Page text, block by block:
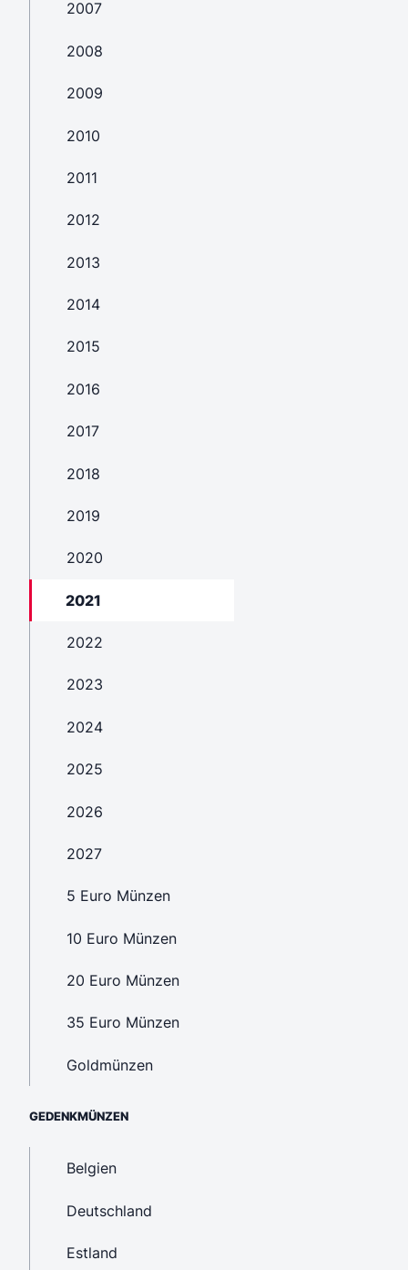
2007
2008
2009
2010
2011
2012
2013
2014
2015
2016
2017
2018
2019
2020
2021
2022
2023
2024
2025
2026
2027
5 Euro Münzen
10 Euro Münzen
20 Euro Münzen
35 Euro Münzen
Goldmünzen
GEDENKMÜNZEN
Belgien
Deutschland
Estland